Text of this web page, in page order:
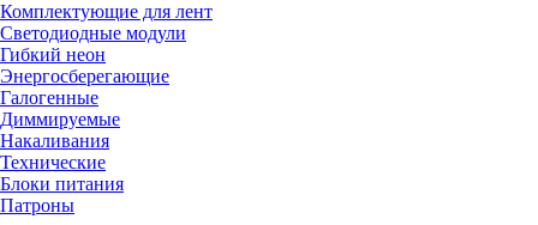
Комплектующие для лент
Светодиодные модули
Гибкий неон
Энергосберегающие
Галогенные
Диммируемые
Накаливания
Технические
Блоки питания
Патроны